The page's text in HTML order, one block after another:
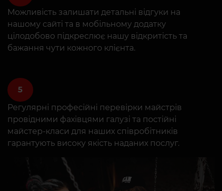
Можливість залишати детальні відгуки на
нашому сайті та в мобільному додатку
цілодобово підкреслює нашу відкритість та
бажання чути кожного клієнта.
5
Регулярні професійні перевірки майстрів
провідними фахівцями галузі та постійні
майстер-класи для наших співробітників
гарантують високу якість наданих послуг.